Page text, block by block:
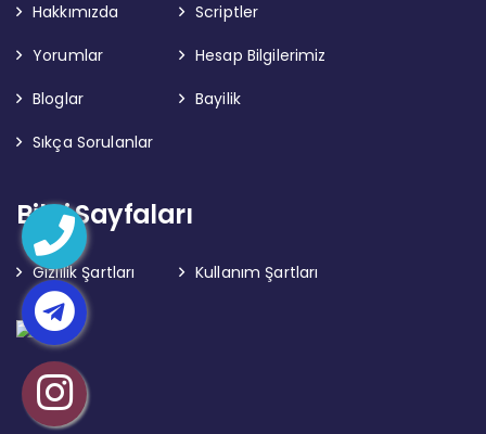
Hakkımızda
Scriptler
Yorumlar
Hesap Bilgilerimiz
Bloglar
Bayilik
Sıkça Sorulanlar
Bilgi Sayfaları
Gizlilik Şartları Kullanım Şartları